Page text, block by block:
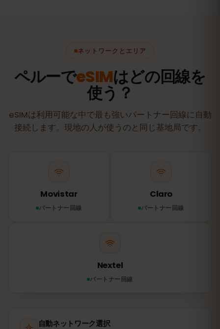
ネットワークとエリア
ペルーでeSIMはどの回線を
使う？
eSIMは利用可能な中で最も強いパートナー回線に自動
接続します。現地の人が使うのと同じ基地局です。
Movistar
パートナー回線
Claro
パートナー回線
Nextel
パートナー回線
自動ネットワーク選択